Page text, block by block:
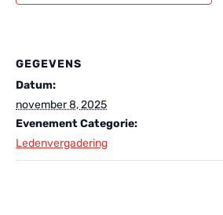
GEGEVENS
Datum:
november 8, 2025
Evenement Categorie:
Ledenvergadering